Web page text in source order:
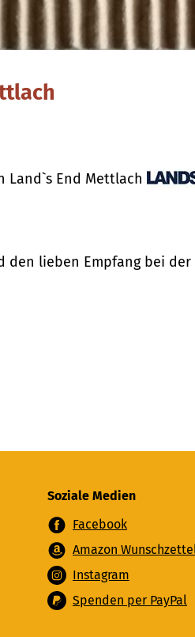
End Mettlach
den lieben Empfang bei der
Soziale Medien
Facebook
Amazon
Instagram
Spenden per PayPal